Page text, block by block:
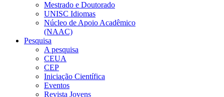
Mestrado e Doutorado
UNISC Idiomas
Núcleo de Apoio Acadêmico
(NAAC)
Pesquisa
A pesquisa
CEUA
CEP
Iniciação Científica
Eventos
Revista Jovens